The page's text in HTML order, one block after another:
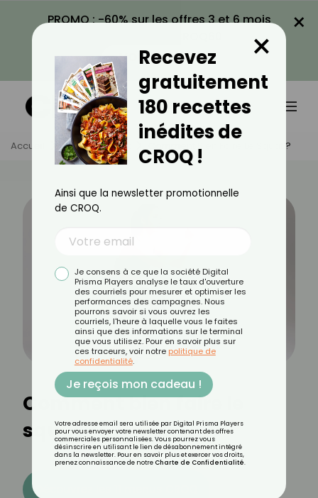
PROMO : -60% sur les offres 3 et 6 mois
VOIR LA PROMO
×
Accueil Actus Sport Comment Bien Faire Le Squat ?
Comment bien faire le
squat ?
Recevez
gratuitement
180 recettes
inédites de
CROQ !
×
Ainsi que la newsletter promotionnelle
de CROQ.
Je consens à ce que la société Digital
Prisma Players analyse le taux d'ouverture
des courriels pour mesurer et optimiser les
performances des campagnes. Nous
pourrons savoir si vous ouvrez les
courriels, l'heure à laquelle vous le faites
ainsi que des informations sur le terminal
que vous utilisez. Pour en savoir plus sur
ces traceurs, voir notre politique de
confidentialité.
Je reçois mon cadeau !
Votre adresse email sera utilisée par Digital Prisma Players
pour vous envoyer votre newsletter contenant des offres
commerciales personnalisées. Vous pourrez vous
désinscrire en utilisant le lien de désabonnement intégré
dans la newsletter. Pour en savoir plus et exercer vos droits,
prenez connaissance de notre Charte de Confidentialité.